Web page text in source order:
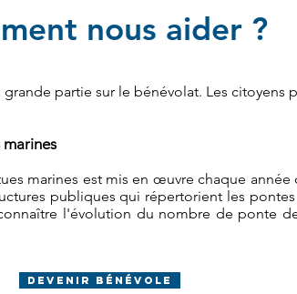
nous aider ?
partie sur le bénévolat. Les citoyens
marines est mis en œuvre chaque année
publiques qui répertorient les
l'évolution du nombre de ponte
devenir bénévole